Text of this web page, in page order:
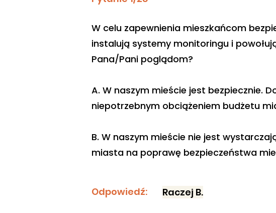
W celu zapewnienia mieszkańcom
instalują systemy monitoringu i
Pana/Pani poglądom?
A. W naszym mieście jest bezpiecznie.
niepotrzebnym obciążeniem budżetu
B. W naszym mieście nie jest
miasta na poprawę bezpieczeństwa
Odpowiedź: Raczej B.